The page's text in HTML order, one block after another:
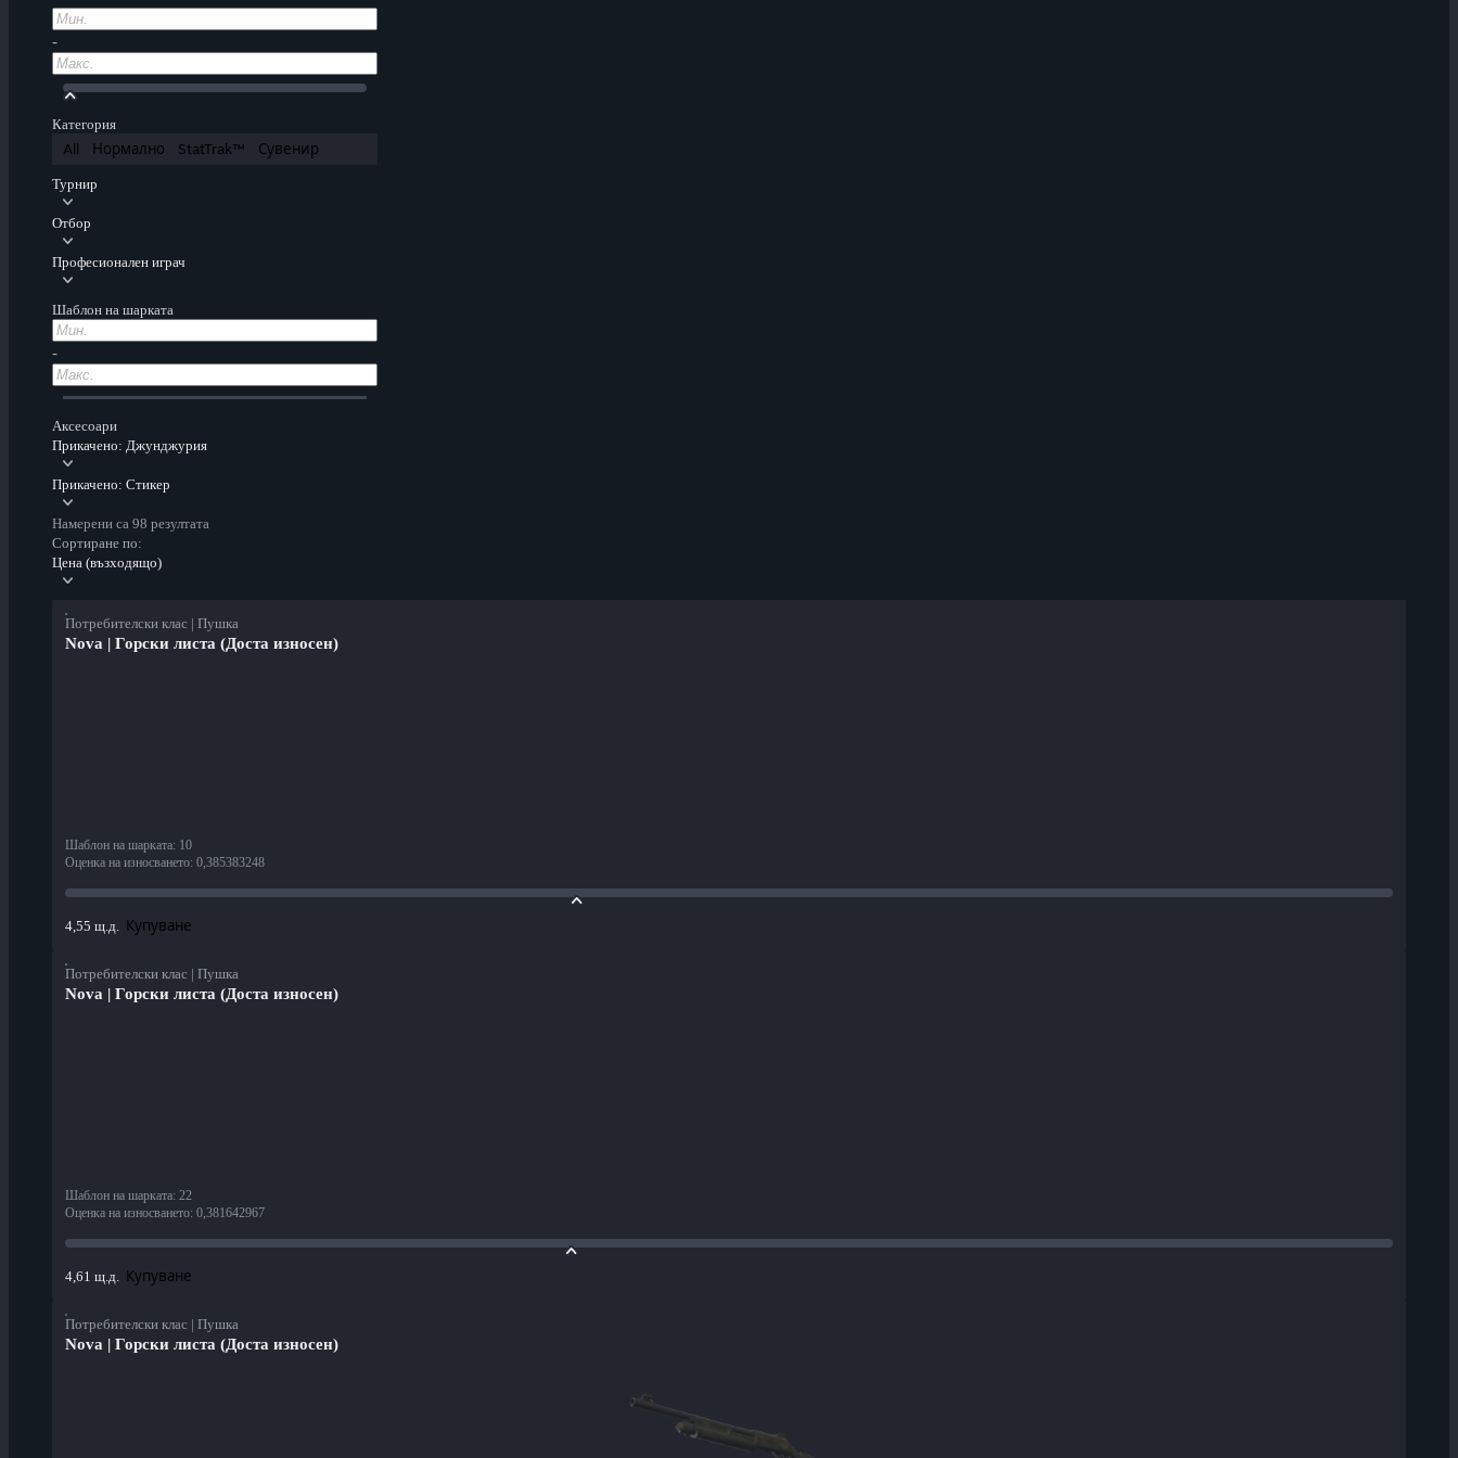
-
Категория
All Нормално StatTrak™ Сувенир
Турнир
Отбор
Професионален играч
Шаблон на шарката
-
Аксесоари
Прикачено: Джунджурия
Прикачено: Стикер
Намерени са 98 резултата
Сортиране по:
Цена (възходящо)
Потребителски клас | Пушка
Nova | Горски листа (Доста износен)
Шаблон на шарката: 10
Оценка на износването: 0,385383248
4,55 щ.д. Купуване
Потребителски клас | Пушка
Nova | Горски листа (Доста износен)
Шаблон на шарката: 22
Оценка на износването: 0,381642967
4,61 щ.д. Купуване
Потребителски клас | Пушка
Nova | Горски листа (Доста износен)